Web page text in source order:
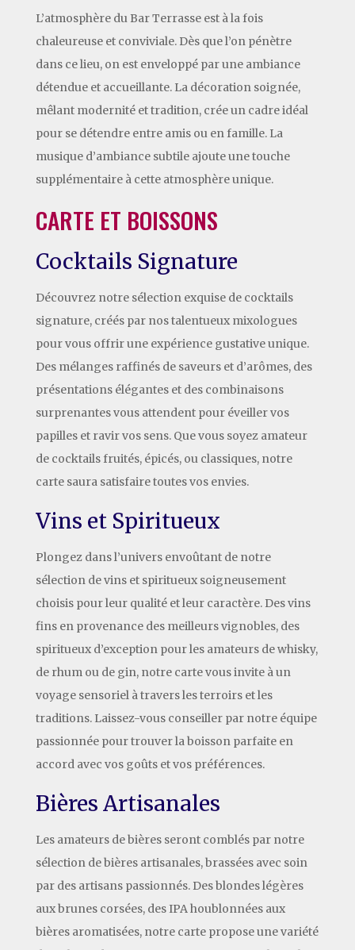
L’atmosphère du Bar Terrasse est à la fois
chaleureuse et conviviale. Dès que l’on pénètre
dans ce lieu, on est enveloppé par une ambiance
détendue et accueillante. La décoration soignée,
mêlant modernité et tradition, crée un cadre idéal
pour se détendre entre amis ou en famille. La
musique d’ambiance subtile ajoute une touche
supplémentaire à cette atmosphère unique.
CARTE ET BOISSONS
Cocktails Signature
Découvrez notre sélection exquise de cocktails
signature, créés par nos talentueux mixologues
pour vous offrir une expérience gustative unique.
Des mélanges raffinés de saveurs et d’arômes, des
présentations élégantes et des combinaisons
surprenantes vous attendent pour éveiller vos
papilles et ravir vos sens. Que vous soyez amateur
de cocktails fruités, épicés, ou classiques, notre
carte saura satisfaire toutes vos envies.
Vins et Spiritueux
Plongez dans l’univers envoûtant de notre
sélection de vins et spiritueux soigneusement
choisis pour leur qualité et leur caractère. Des vins
fins en provenance des meilleurs vignobles, des
spiritueux d’exception pour les amateurs de whisky,
de rhum ou de gin, notre carte vous invite à un
voyage sensoriel à travers les terroirs et les
traditions. Laissez-vous conseiller par notre équipe
passionnée pour trouver la boisson parfaite en
accord avec vos goûts et vos préférences.
Bières Artisanales
Les amateurs de bières seront comblés par notre
sélection de bières artisanales, brassées avec soin
par des artisans passionnés. Des blondes légères
aux brunes corsées, des IPA houblonnées aux
bières aromatisées, notre carte propose une variété